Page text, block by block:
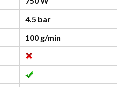
4.5 bar
100 g/min